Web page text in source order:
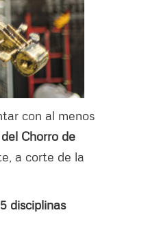
con al menos
Chorro de
a corte de la
disciplinas